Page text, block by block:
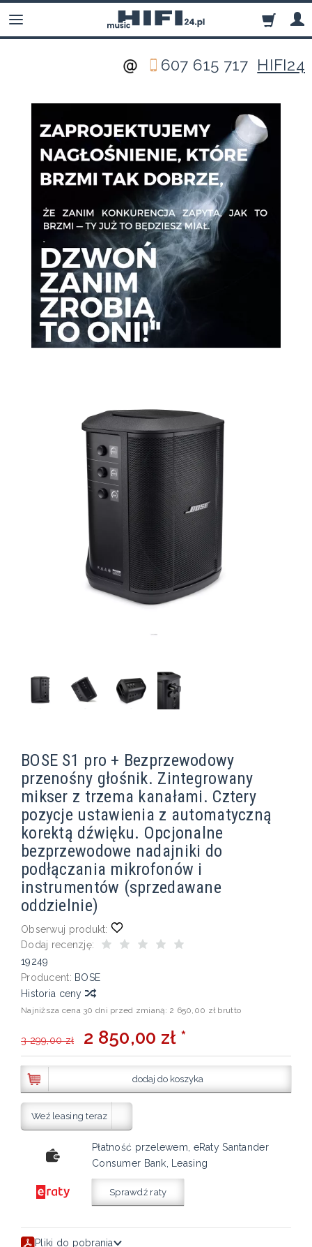
607 615 717 HIFI24
BOSE S1 pro + Bezprzewodowy
przenośny głośnik. Zintegrowany
mikser z trzema kanałami. Cztery
pozycje ustawienia z automatyczną
korektą dźwięku. Opcjonalne
bezprzewodowe nadajniki do
podłączania mikrofonów i
instrumentów (sprzedawane
oddzielnie)
Obserwuj produkt:
Dodaj recenzję:
19249
Producent: BOSE
Historia ceny
Najniższa cena 30 dni przed zmianą: 2 650,00 zł brutto
3 299,00 zł 2 850,00 zł *
dodaj do koszyka
Weź leasing teraz
Płatność przelewem, eRaty Santander
Consumer Bank, Leasing
Sprawdź raty
Pliki do pobrania